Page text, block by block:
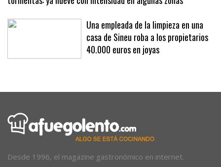
Alerta en el interior de Mallorca por lluvias fuertes y
tormentas: ya llueve con intensidad en algunas zonas
Una empleada de la limpieza en una
casa de Sineu roba a los propietarios